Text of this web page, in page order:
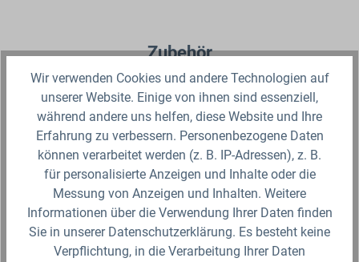
Produktgalerie überspringen
Zubehör
Wir verwenden Cookies und andere Technologien auf
unserer Website. Einige von ihnen sind essenziell,
während andere uns helfen, diese Website und Ihre
Erfahrung zu verbessern. Personenbezogene Daten
können verarbeitet werden (z. B. IP-Adressen), z. B.
für personalisierte Anzeigen und Inhalte oder die
Messung von Anzeigen und Inhalten. Weitere
Informationen über die Verwendung Ihrer Daten finden
Sie in unserer Datenschutzerklärung. Es besteht keine
Verpflichtung, in die Verarbeitung Ihrer Daten